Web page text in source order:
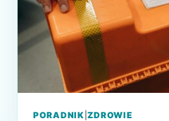
PORADNIK |ZDROWIE